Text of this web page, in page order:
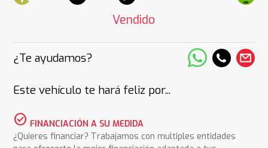
Vendido
¿Te ayudamos?
Este vehículo te hará feliz por...
check_circle FINANCIACIÓN A SU MEDIDA
¿Quieres financiar? Trabajamos con multiples entidades